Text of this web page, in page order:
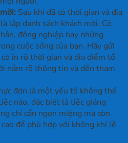
Sau khi đã có thời gian và địa
lập danh sách khách mời. Có
đồng nghiệp hay những
cuộc sống của bạn. Hãy gửi
in rõ thời gian và địa điểm tổ
nắm rõ thông tin và đến tham
đơn là một yếu tố không thể
nào, đặc biệt là tiệc giáng
chỉ cần ngon miệng mà còn
để phù hợp với không khí lễ